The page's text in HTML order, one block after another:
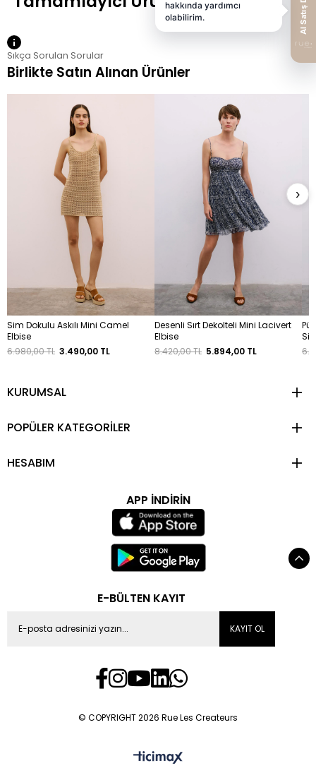
Sıkça Sorulan Sorular
Birlikte Satın Alınan Ürünler
Sim Dokulu Askılı Mini Camel
Elbise
6.980,00 TL 3.490,00 TL
Desenli Sırt Dekolteli Mini Lacivert
Elbise
8.420,00 TL 5.894,00 TL
›
KURUMSAL
POPÜLER KATEGORİLER
HESABIM
APP İNDİRİN
E-BÜLTEN KAYIT
KAYIT OL
© COPYRIGHT 2026 Rue Les Createurs